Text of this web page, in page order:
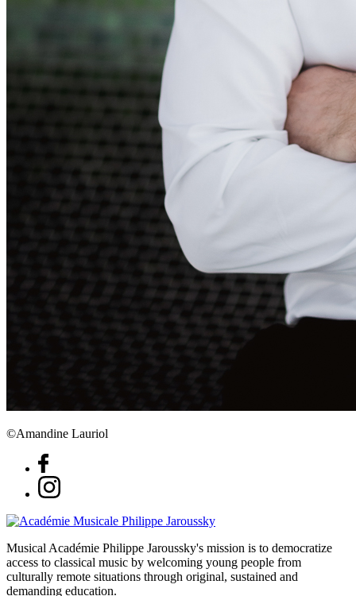
©Amandine Lauriol
Musical Académie Philippe Jaroussky's mission is to democratize
access to classical music by welcoming young people from
culturally remote situations through original, sustained and
demanding education.